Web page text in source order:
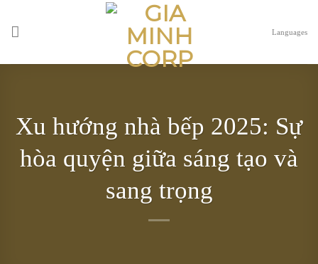
content
Languages
Xu hướng nhà bếp 2025: Sự
hòa quyện giữa sáng tạo và
sang trọng